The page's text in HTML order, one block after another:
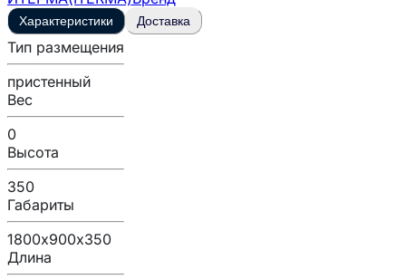
Характеристики Доставка
Тип размещения
пристенный
Вес
0
Высота
350
Габариты
1800х900х350
Длина